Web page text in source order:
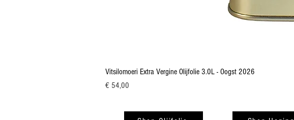
Vitsilomoeri Extra Vergine Olijfolie 3.0L - Oogst 2026
Prijs
€ 54,00